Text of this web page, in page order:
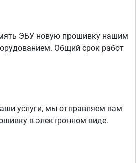
ЭБУ новую прошивку нашим
Общий срок работ
услуги, мы отправляем вам
в электронном виде.